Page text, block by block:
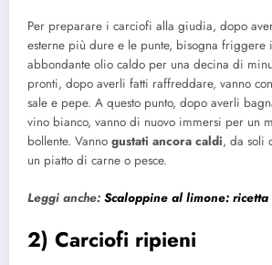
Per preparare i carciofi alla giudia, dopo
esterne più dure e le punte, bisogna friggere
abbondante olio caldo per una decina di
pronti, dopo averli fatti raffreddare, vanno
sale e pepe. A questo punto, dopo averli
vino bianco, vanno di nuovo immersi per un
bollente. Vanno gustati ancora caldi, da soli
un piatto di carne o pesce.
Leggi anche: Scaloppine al limone: ricetta
2) Carciofi ripieni